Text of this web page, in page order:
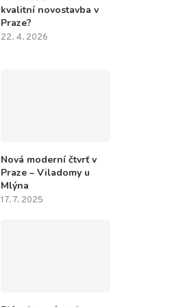
kvalitní novostavba v
Praze?
22. 4. 2026
Nová moderní čtvrť v
Praze – Viladomy u
Mlýna
17. 7. 2025